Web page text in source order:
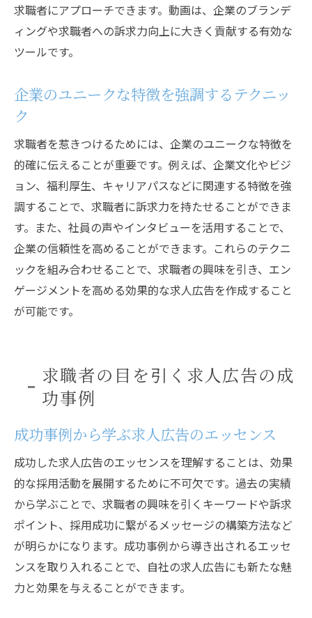
求職者にアプローチできます。動画は、企業のブランデ
ィングや求職者への訴求力向上に大きく貢献する有効な
ツールです。
企業のユニークな特徴を強調するテクニッ
ク
求職者を惹きつけるためには、企業のユニークな特徴を
的確に伝えることが重要です。例えば、企業文化やビジ
ョン、福利厚生、キャリアパスなどに関連する特徴を強
調することで、求職者に訴求力を持たせることができま
す。また、社員の声やインタビューを活用することで、
企業の信頼性を高めることができます。これらのテクニ
ックを組み合わせることで、求職者の興味を引き、エン
ゲージメントを高める効果的な求人広告を作成すること
が可能です。
求職者の目を引く求人広告の成
功事例
成功事例から学ぶ求人広告のエッセンス
成功した求人広告のエッセンスを理解することは、効果
的な採用活動を展開するために不可欠です。過去の実績
から学ぶことで、求職者の興味を引くキーワードや訴求
ポイント、採用成功に繋がるメッセージの構築方法など
が明らかになります。成功事例から導き出されるエッセ
ンスを取り入れることで、自社の求人広告にも新たな魅
力と効果を与えることができます。